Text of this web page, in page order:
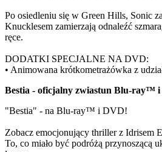
Po osiedleniu się w Green Hills, Sonic
Knucklesem zamierzają odnaleźć
ręce.
DODATKI SPECJALNE NA DVD:
• Animowana krótkometrażówka z
Bestia - oficjalny zwiastun Blu-ray™
"Bestia" - na Blu-ray™ i DVD!
Zobacz emocjonujący thriller z Idrisem
To, co miało być podróżą przynoszącą